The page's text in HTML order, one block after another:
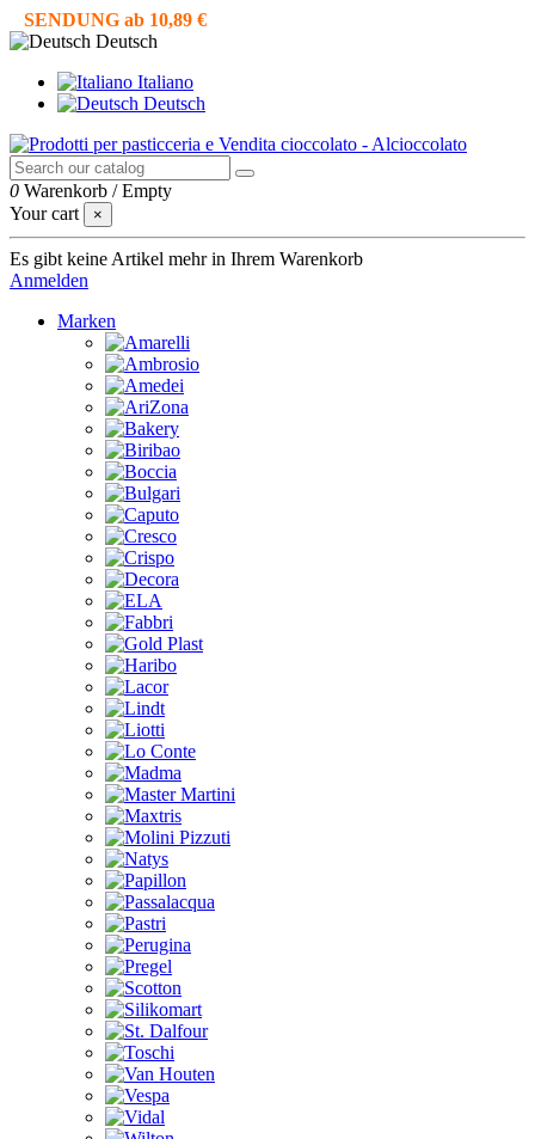
SENDUNG ab 10,89 €
Deutsch
Italiano
Deutsch
0 Warenkorb /Empty
Your cart
×
Es gibt keine Artikel mehr in Ihrem Warenkorb
Anmelden
Marken